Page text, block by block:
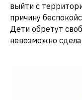
выйти с
причину
Дети обретут
невозможно